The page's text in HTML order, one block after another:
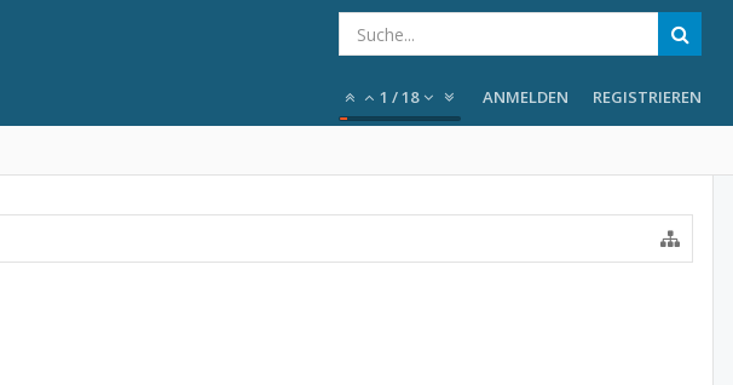
1 /18 ANMELDEN REGISTRIEREN